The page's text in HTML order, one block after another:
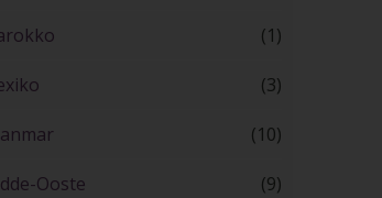
(1)
(3)
(10)
Ooste (9)